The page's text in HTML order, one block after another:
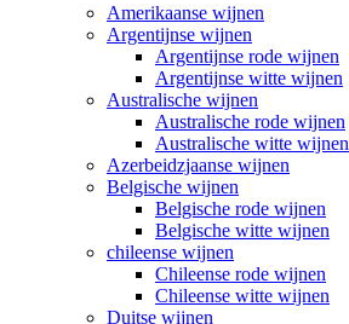
Amerikaanse wijnen
Argentijnse wijnen
Argentijnse rode wijnen
Argentijnse witte wijnen
Australische wijnen
Australische rode wijnen
Australische witte wijnen
Azerbeidzjaanse wijnen
Belgische wijnen
Belgische rode wijnen
Belgische witte wijnen
chileense wijnen
Chileense rode wijnen
Chileense witte wijnen
Duitse wijnen